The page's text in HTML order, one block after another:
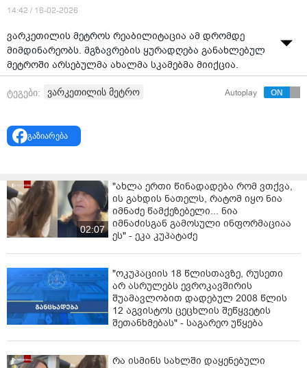
14:42 / 16-02-2026
ვარკეთილის მეტროს რეაბილიტაცია ამ დრომდე
მიმდინარეობს. მგზავრების ყურადღება განახლებულ
მეტროში არსებულმა ახალმა სკამებმა მიიქცია.
როგორც თბილისის სატრანსპორტო კომპანიაში
„ეს სკამების საბოლოო ვიზუალი არ იქნება.
სამუშაოები მიმდინარეობს შეფუთულიც ამიტომაა.
მს “ვარკეთილის” რეაბილიტაციის დასრულების ზუსტ
ვადას ვერ გეუბნებით, ვინაიდან ხელშეკრულებაში
ცვლილება შევიდა და გადაიწია თარიღმა.
სამუშაოები მიმდინარეობს“, - ნათქვამია
განცხადებაში.
ტეგები: ვარკეთილის მეტრო Autoplay
გაზიარება
02:07
"ახლა ერთი წინადადება რომ ვთქვა,
ის გახდის ნათელს, რატომ იყო ნია
იმნაძე წამქეზებელი... ნია
იმნაძისგან გამოსული ინფორმაციაა
ეს" - ეკა კუპატაძე
"ოკუპაციის 18 წლისთავზე, რუსეთი
არ ასრულებს ევროკავშირის
შუამავლობით დადებულ 2008 წლის
12 აგვისტოს ცეცხლის შეწყვეტის
შეთანხმებას" - საგარეო უწყება
რა ისმინს სახლში დაყენებული